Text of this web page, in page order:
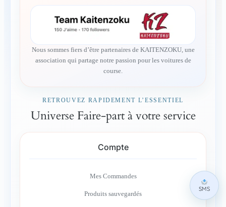
Nous sommes fiers d’être partenaires de KAITENZOKU, une
association qui partage notre passion pour les voitures de
course.
RETROUVEZ RAPIDEMENT L’ESSENTIEL
Universe Faire-part à votre service
Compte
Mes Commandes
Produits sauvegardés
SMS